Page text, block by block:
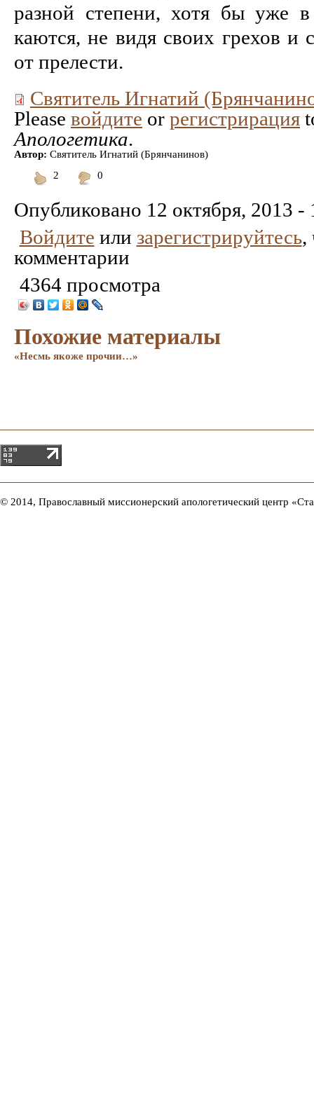
разной степени, хотя бы уже
каются, не видя своих грехов и
от прелести.
Святитель Игнатий
Please войдите or регистрирация
Апологетика.
Автор: Святитель Игнатий (Брянчанинов)
2
0
Опубликовано 12 октября, 2013 -
Войдите или зарегистрируйтесь,
комментарии
4364 просмотра
Похожие материалы
«Несмь якоже прочии…»
© 2014, Православный миссионерский апологетический центр